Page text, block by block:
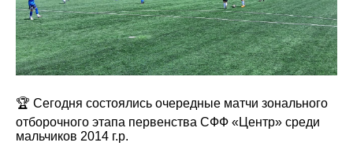
🏆 Сегодня состоялись очередные матчи зонального
отборочного этапа первенства СФФ «Центр» среди
мальчиков 2014 г.р.